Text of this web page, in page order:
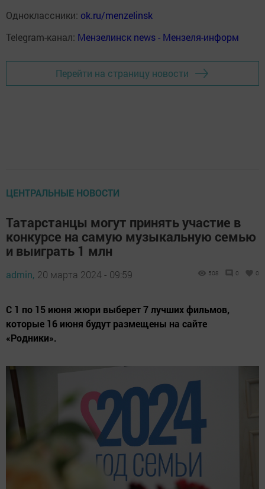
Одноклассники: ok.ru/menzelinsk
Telegram-канал: Мензелинск news - Мензеля-информ
Перейти на страницу новости
ЦЕНТРАЛЬНЫЕ НОВОСТИ
Татарстанцы могут принять участие в
конкурсе на самую музыкальную семью
и выиграть 1 млн
admin, 20 марта 2024 - 09:59 508 0 0
С 1 по 15 июня жюри выберет 7 лучших фильмов,
которые 16 июня будут размещены на сайте
«Родники».